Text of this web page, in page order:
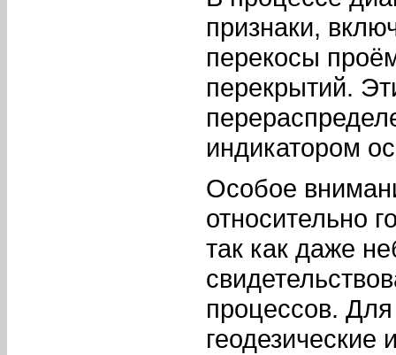
признаки,
перекосы
перекрытий.
индикатором
Особое
относительно
так как даже
процессов.
геодезические